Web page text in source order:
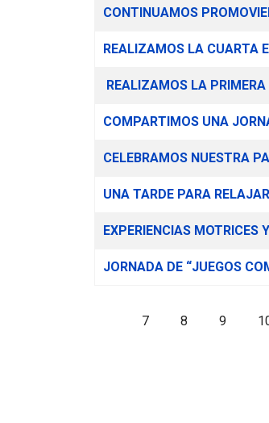
CONTINUAMOS
REALIZAMOS LA CUARTA
REALIZAMOS LA
COMPARTIMOS UNA
CELEBRAMOS NUESTRA
UNA TARDE PARA
EXPERIENCIAS MOTRICES
JORNADA DE “JUEGOS
7 8 9